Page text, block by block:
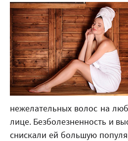
нежелательных волос на
лице. Безболезненность и
снискали ей большую